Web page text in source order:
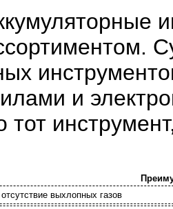
и
тот
выхлопных газов